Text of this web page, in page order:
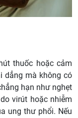
thuốc hoặc cảm
dẳng mà không có
hạn như nghẹt
virút hoặc nhiễm
ung thư phổi. Nếu